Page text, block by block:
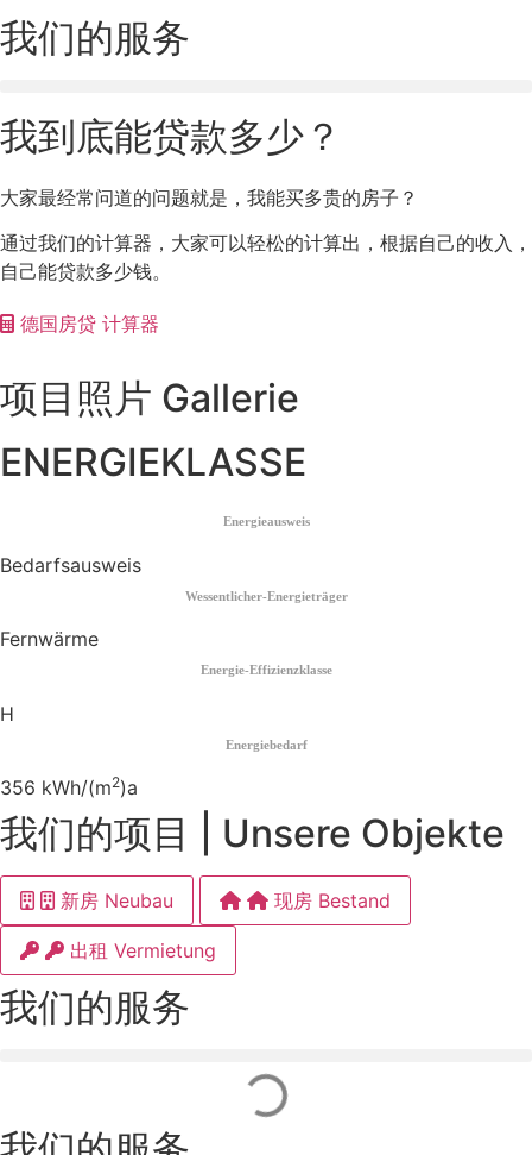
我们的服务
我到底能贷款多少？
大家最经常问道的问题就是，我能买多贵的房子？
通过我们的计算器，大家可以轻松的计算出，根据自己的收入，
自己能贷款多少钱。
德国房贷 计算器
项目照片 Gallerie
ENERGIEKLASSE
Energieausweis
Bedarfsausweis
Wessentlicher-Energieträger
Fernwärme
Energie-Effizienzklasse
H
Energiebedarf
356 kWh/(m2)a
我们的项目 | Unsere Objekte
新房 Neubau 现房 Bestand
出租 Vermietung
我们的服务